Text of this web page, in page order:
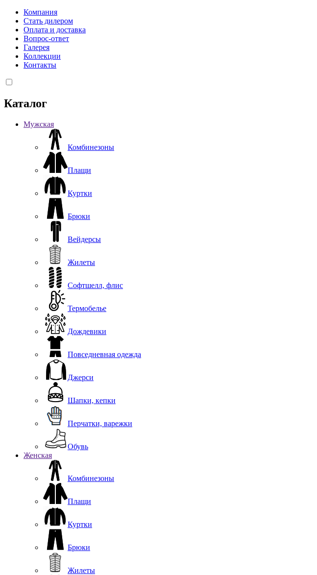
Компания
Стать дилером
Оплата и доставка
Вопрос-ответ
Галерея
Коллекции
Контакты
Каталог
Мужская
Комбинезоны
Плащи
Куртки
Брюки
Вейдерсы
Жилеты
Софтшелл, флис
Термобелье
Дождевики
Повседневная одежда
Джерси
Шапки, кепки
Перчатки, варежки
Обувь
Женская
Комбинезоны
Плащи
Куртки
Брюки
Жилеты